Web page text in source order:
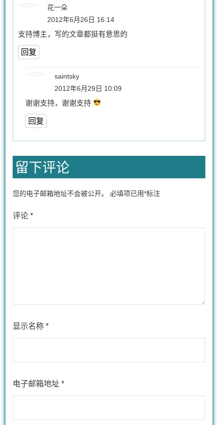
花一朵
2012年6月26日 16:14
支持博主，写的文章都挺有意思的
回复
saintsky
2012年6月29日 10:09
谢谢支持，谢谢支持
回复
留下评论
您的电子邮箱地址不会被公开。 必填项已用*标注
评论 *
显示名称 *
电子邮箱地址 *